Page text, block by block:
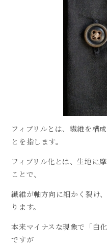
フィブリルとは、繊維を構
とを指します。
フィブリル化とは、生地に
ことで、
繊維が軸方向に細かく裂け
ります。
本来マイナスな現象で「白
ですが